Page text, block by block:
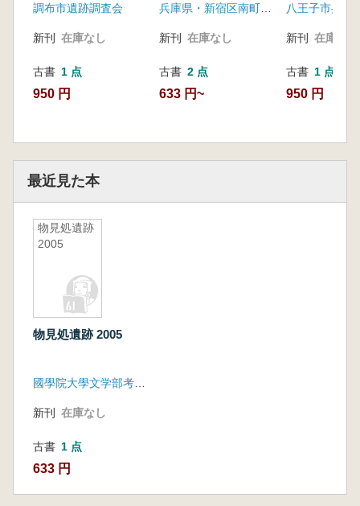
部) の調査
調布市遺跡調査会
新刊 在庫なし
古書 1 点
950 円
新刊 在庫なし
古書 2 点
633 円~
新刊 在庫なし
古書 1 点
950 円
最近見た本
物見処遺跡
2005
物見処遺跡 2005
國學院大學文学部考古学研究室
新刊 在庫なし
古書 1 点
633 円